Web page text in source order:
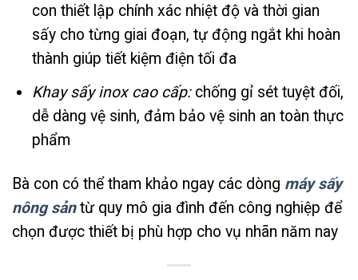
con thiết lập chính xác nhiệt độ và thời gian
sấy cho từng giai đoạn, tự động ngắt khi hoàn
thành giúp tiết kiệm điện tối đa
Khay sấy inox cao cấp: chống gỉ sét tuyệt đối,
dễ dàng vệ sinh, đảm bảo vệ sinh an toàn thực
phẩm
Bà con có thể tham khảo ngay các dòng máy sấy
nông sảntừ quy mô gia đình đến công nghiệp để
chọn được thiết bị phù hợp cho vụ nhãn năm nay